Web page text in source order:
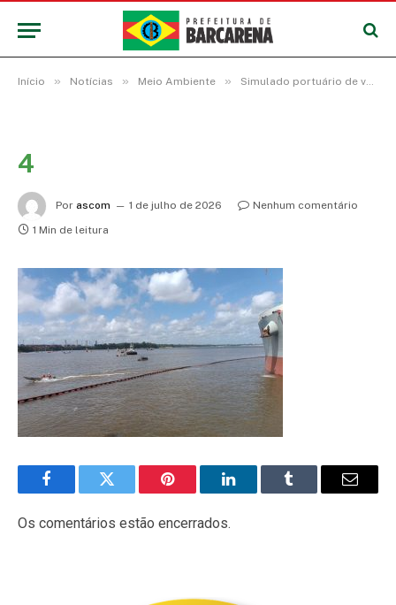
Início » Notícias » Meio Ambiente » Simulado portuário de vazamento de óleo testa capacidade de resposta ambiental em Barcarena
4
Por ascom 1 de julho de 2026
Nenhum comentário
1 Min de leitura
FacebookTwitter Pinterest LinkedInTumblr
E-
Os comentários estão encerrados.